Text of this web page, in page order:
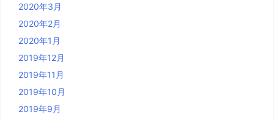
2020年3月
2020年2月
2020年1月
2019年12月
2019年11月
2019年10月
2019年9月